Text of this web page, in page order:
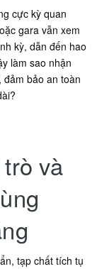
cực kỳ quan
gara vẫn xem
kỳ, dẫn đến hao
làm sao nhận
đảm bảo an toàn
và
tạp chất tích tụ